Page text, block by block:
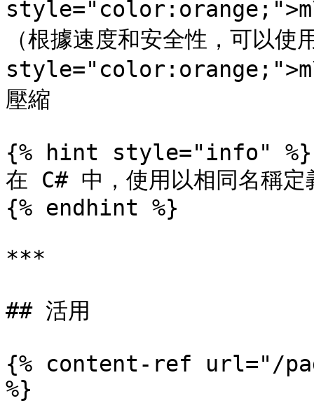
（根據速度和安全性，可以
壓縮
{% hint style="info" %}
在 C# 中，使用以相同名稱定
{% endhint %}
***
## 活用
{% content-ref url="/
%}